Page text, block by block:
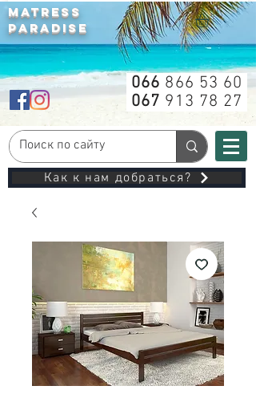
MATRESS
PARADISE
066 866 53 60
067 913 78 27
Как к нам добраться?